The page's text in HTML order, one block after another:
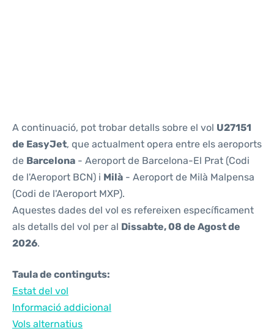
A continuació, pot trobar detalls sobre el vol U27151
de EasyJet, que actualment opera entre els aeroports
de Barcelona - Aeroport de Barcelona-El Prat (Codi
de l'Aeroport BCN) i Milà - Aeroport de Milà Malpensa
(Codi de l'Aeroport MXP).
Aquestes dades del vol es refereixen específicament
als detalls del vol per al Dissabte, 08 de Agost de
2026.
Taula de continguts:
Estat del vol
Informació addicional
Vols alternatius